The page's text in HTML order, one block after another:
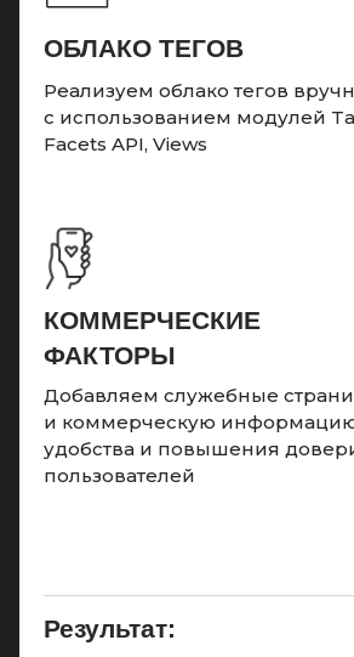
Результат:
ОБЛАКО ТЕГОВ
Реализуем облако тегов
с использованием модулей
Facets API, Views
КОММЕРЧЕСКИЕ
ФАКТОРЫ
Добавляем служебные
и коммерческую
удобства и повышения
пользователей